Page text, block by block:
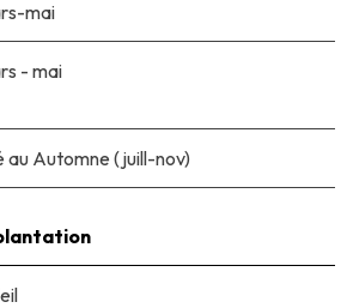
mai
- mai
au Automne (juill-nov)